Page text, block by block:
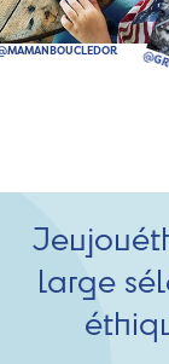
large